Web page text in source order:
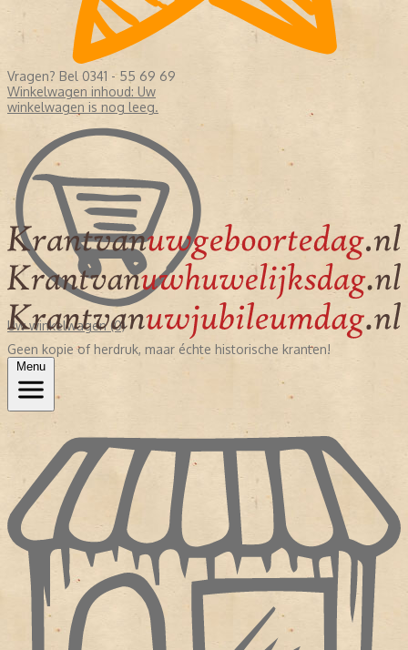
Vragen? Bel 0341 - 55 69 69
Winkelwagen inhoud: Uw
winkelwagen is nog leeg.
Uw winkelwagen (0)
Geen kopie of herdruk, maar échte historische kranten!
Menu